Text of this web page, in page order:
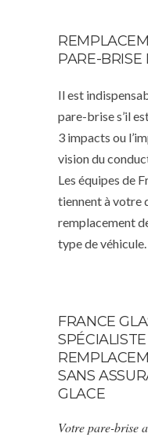
PARE-
Il est
pare-brise s’il
3 impacts ou
vision du
Les équipes de
tiennent à votre
remplacement
type de véhicule.
FRANCE
SANS
GLACE
Votre pare-brise